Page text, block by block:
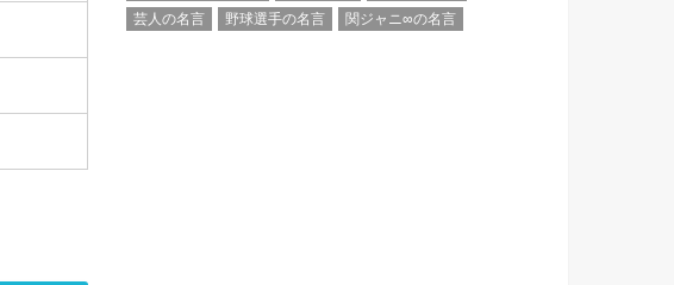
芸人の名言
野球選手の名言 関ジャニ∞の名言